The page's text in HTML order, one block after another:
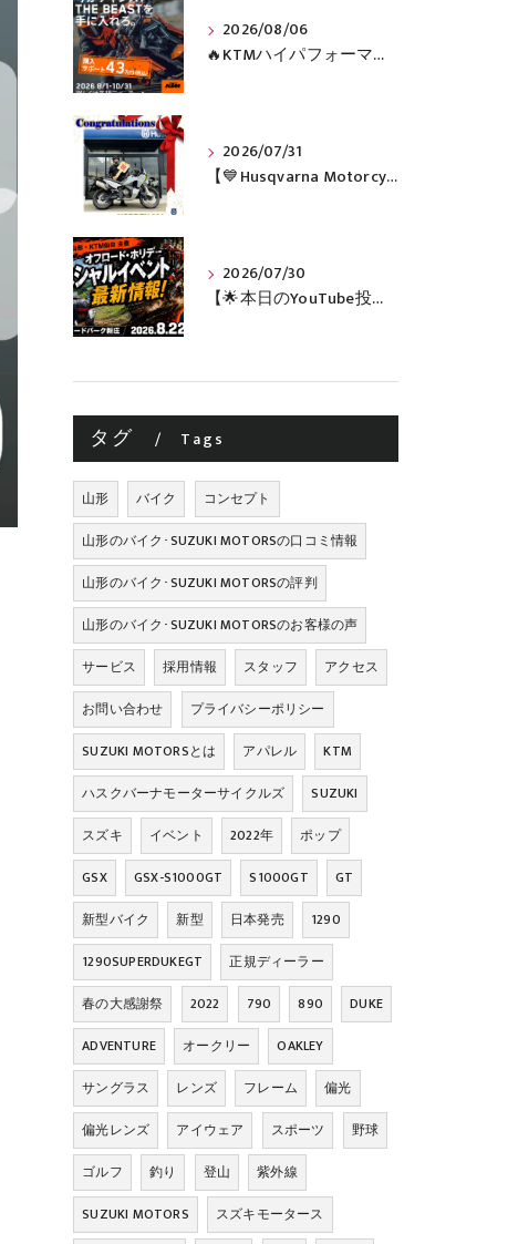
2026/08/06
🔥KTMハイパフォーマンスネイキッドがお得に手に入るチャンス🔥
2026/07/31
【💙Husqvarna Motorcycles / NORDEN 901💙】 ご納車おめでとうございます🎉✨
2026/07/30
【🌟本日のYouTube投稿完了🌟】 🔥田中太一さんをスペシャルゲストに🔥 8月22日(土)オフロード・ホリデー最新情報！！
タグ Tags
山形 バイク
コンセプト
山形のバイク･SUZUKI MOTORSの口コミ情報
山形のバイク･SUZUKI MOTORSの評判
山形のバイク･SUZUKI MOTORSのお客様の声
サービス
採用情報 スタッフ
アクセス
お問い合わせ
プライバシーポリシー
SUZUKI MOTORSとは
アパレル
KTM
ハスクバーナモーターサイクルズ
SUZUKI
スズキ
イベント 2022年
ポップ
GSX
GSX-S1000GT S1000GT
GT
新型バイク
新型 日本発売
1290
1290SUPERDUKEGT
正規ディーラー
春の大感謝祭
2022 790 890
DUKE
ADVENTURE
オークリー
OAKLEY
サングラス
レンズ フレーム
偏光
偏光レンズ
アイウェア スポーツ
野球
ゴルフ
釣り 登山
紫外線
SUZUKI MOTORS
スズキモータース